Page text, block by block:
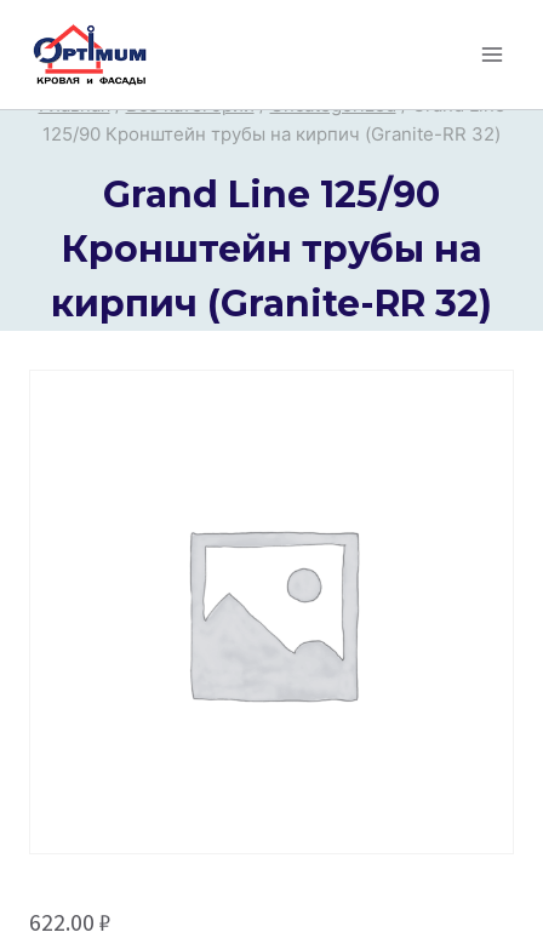
Перейти
Главная / Все категории / Uncategorized / Grand Line
125/90 Кронштейн трубы на кирпич (Granite-RR 32)
Grand Line 125/90
Кронштейн трубы на
кирпич (Granite-RR 32)
622.00 ₽